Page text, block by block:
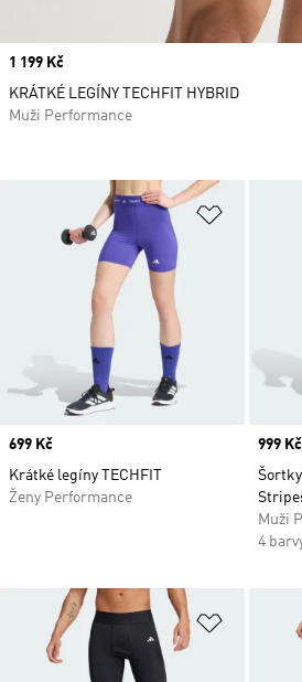
Přidat
Price
699 Kč
Krátké legíny TECHFIT
Ženy Performance
Price
999 Kč
Muži
4
Přidat
Price
1 199 Kč
KRÁTKÉ LEGÍNY TECHFIT HYBRID
Muži Performance